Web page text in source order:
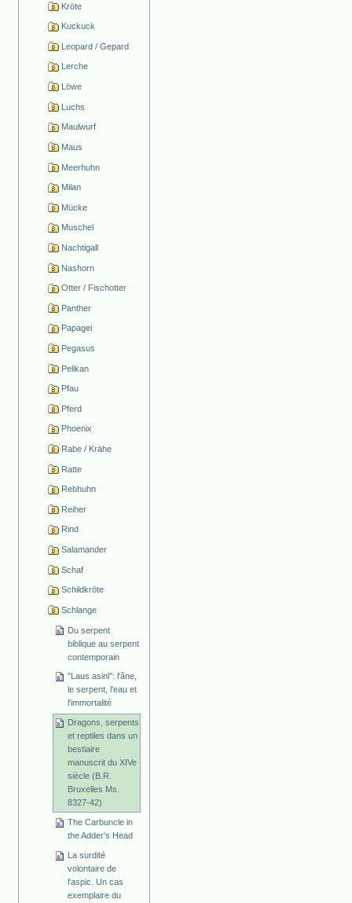
Kröte
Kuckuck
Leopard / Gepard
Lerche
Löwe
Luchs
Maulwurf
Maus
Meerhuhn
Milan
Mücke
Muschel
Nachtigall
Nashorn
Otter / Fischotter
Panther
Papagei
Pegasus
Pelikan
Pfau
Pferd
Phoenix
Rabe / Krähe
Ratte
Rebhuhn
Reiher
Rind
Salamander
Schaf
Schildkröte
Schlange
Du serpent
biblique au serpent
contemporain
"Laus asini": l'âne,
le serpent, l'eau et
l'immortalité
Dragons, serpents
et reptiles dans un
bestiaire
manuscrit du XIVe
siècle (B.R.
Bruxelles Ms.
8327-42)
The Carbuncle in
the Adder's Head
La surdité
volontaire de
l'aspic. Un cas
exemplaire du